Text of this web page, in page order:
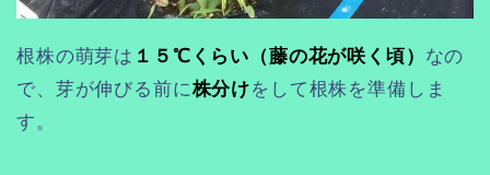
根株の萌芽は １５℃くらい（藤の花が咲く頃） なの
で、芽が伸びる前に株分けをして根株を準備しま
す。